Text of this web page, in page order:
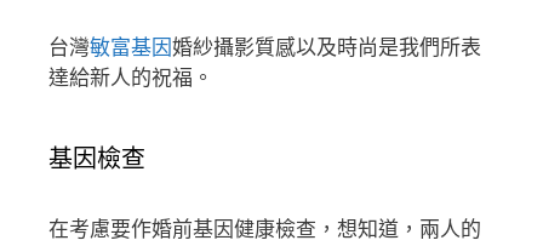
台灣敏富基因婚紗攝影質感以及時尚是我們所表
達給新人的祝福。
基因檢查
在考慮要作婚前基因健康檢查，想知道，兩人的